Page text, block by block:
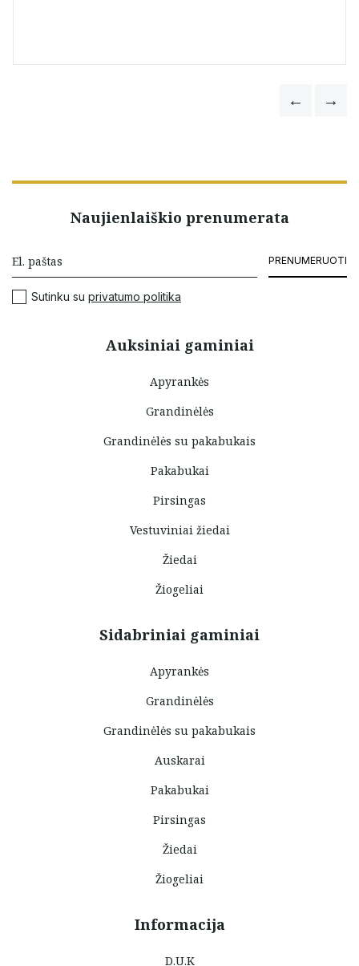
Auksiniai gaminiai
Apyrankės
Grandinėlės
Grandinėlės su pakabukais
Pakabukai
Pirsingas
Vestuviniai žiedai
Žiedai
Žiogeliai
Sidabriniai gaminiai
Apyrankės
Grandinėlės
Grandinėlės su pakabukais
Auskarai
Pakabukai
Pirsingas
Žiedai
Žiogeliai
Informacija
D.U.K
Naujienlaiškio prenumerata
PRENUMERUOTI
Sutinku su privatumo politika